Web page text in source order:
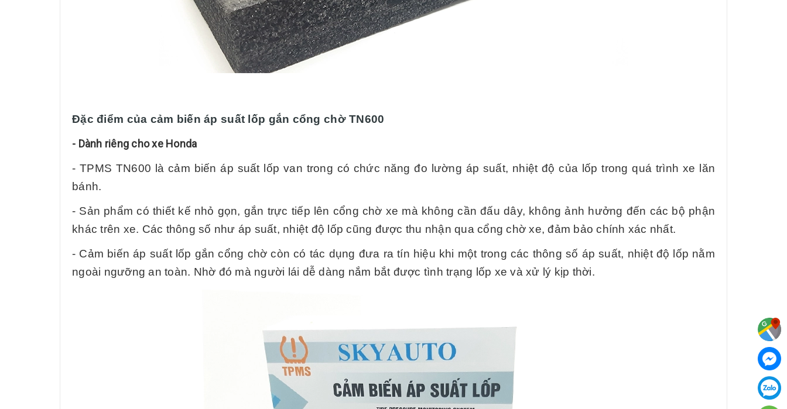
Đặc điểm của cảm biến áp suất lốp gắn cổng chờ TN600
- Dành riêng cho xe Honda
- TPMS TN600 là cảm biến áp suất lốp van trong có chức năng đo lường áp suất, nhiệt độ của lốp trong quá trình xe lăn
bánh.
- Sản phẩm có thiết kế nhỏ gọn, gắn trực tiếp lên cổng chờ xe mà không cần đấu dây, không ảnh hưởng đến các bộ phận
khác trên xe. Các thông số như áp suất, nhiệt độ lốp cũng được thu nhận qua cổng chờ xe, đảm bảo chính xác nhất.
- Cảm biến áp suất lốp gắn cổng chờ còn có tác dụng đưa ra tín hiệu khi một trong các thông số áp suất, nhiệt độ lốp nằm
ngoài ngưỡng an toàn. Nhờ đó mà người lái dễ dàng nắm bắt được tình trạng lốp xe và xử lý kịp thời.